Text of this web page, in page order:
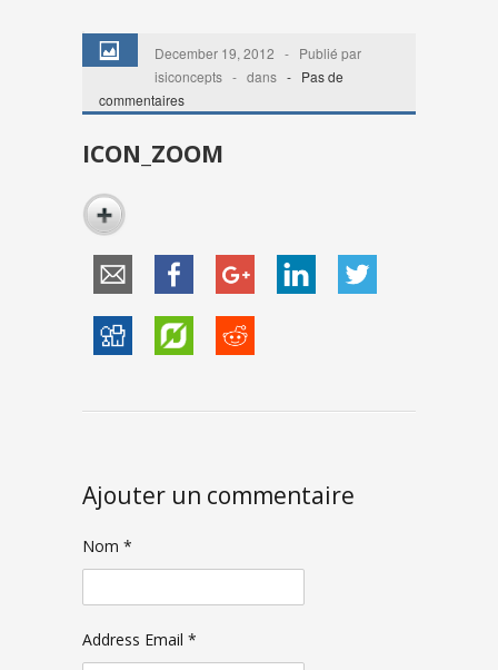
December 19, 2012 - Publié par
isiconcepts - dans - Pas de
commentaires
ICON_ZOOM
Ajouter un commentaire
Nom *
Address Email *